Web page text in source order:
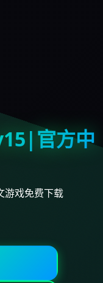
官方中
戏免费下载